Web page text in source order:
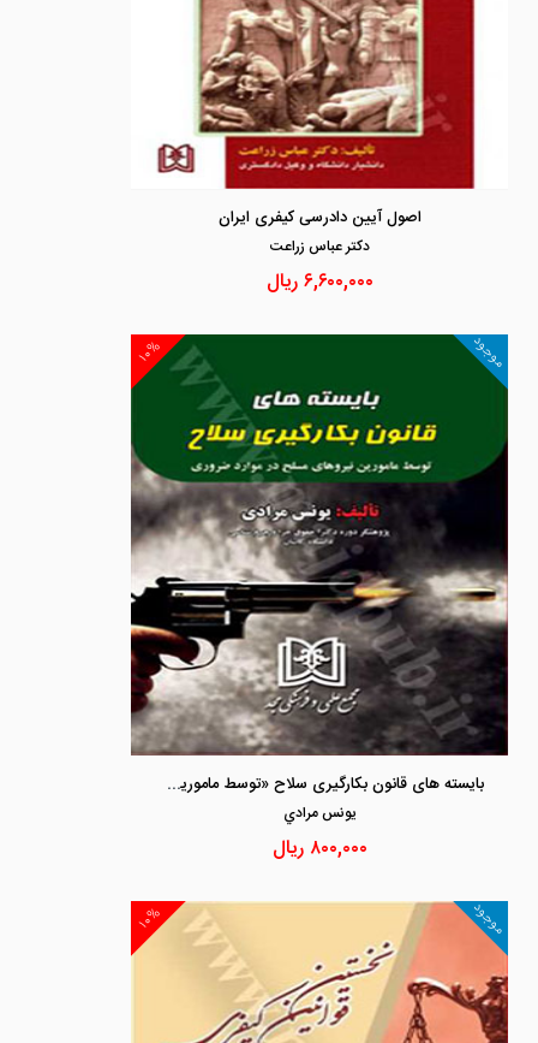
اصول آیین دادرسی کیفری ایران
دكتر عباس زراعت
۶,۶۰۰,۰۰۰ریال
۱۰% موجود
بایسته های قانون بکارگیری سلاح «توسط مامورین نیروهای مسلح در موارد ضروری»
يونس مرادي
۸۰۰,۰۰۰ ریال
۱۰% موجود